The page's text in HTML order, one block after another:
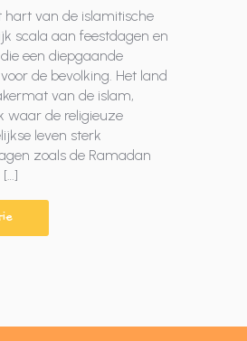
hart van de islamitische
scala aan feestdagen en
een diepgaande
de bevolking. Het land
van de islam,
waar de religieuze
leven sterk
zoals de Ramadan